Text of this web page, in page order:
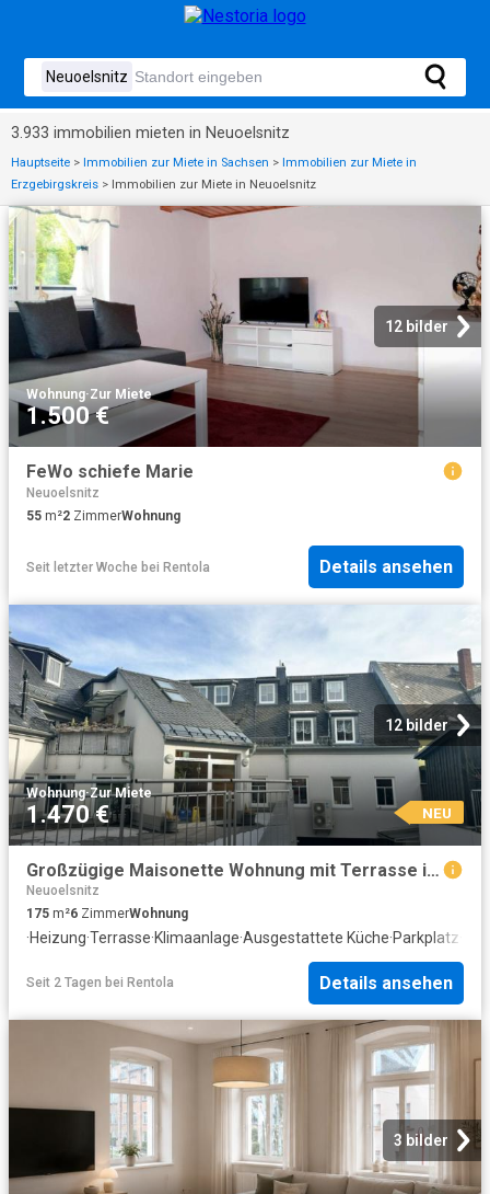
3.933 immobilien mieten in Neuoelsnitz
Hauptseite > Immobilien zur Miete in Sachsen > Immobilien zur Miete in
Erzgebirgskreis > Immobilien zur Miete in Neuoelsnitz
12 bilder
Wohnung·Zur Miete
1.500 €
FeWo schiefe Marie
Neuoelsnitz
55 m²2 ZimmerWohnung
Seit letzter Woche bei Rentola Details ansehen
12 bilder
Wohnung·Zur Miete
1.470 € NEU
Großzügige Maisonette Wohnung mit Terrasse in zentraler Lage
Neuoelsnitz
175 m²6 ZimmerWohnung
·Heizung·Terrasse·Klimaanlage·Ausgestattete Küche·Parkplatz
Seit 2 Tagen bei Rentola Details ansehen
3 bilder